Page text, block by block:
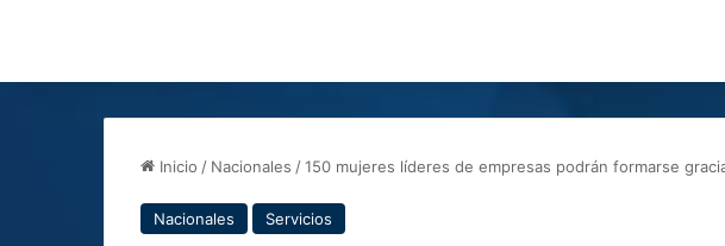
Inicio / Nacionales /150 mujeres líderes de empresas podrán formarse
Nacionales Servicios